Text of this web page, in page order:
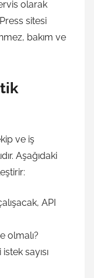
olarak
sitesi
bakım ve
ve iş
Aşağıdaki
API
olmalı?
sayısı